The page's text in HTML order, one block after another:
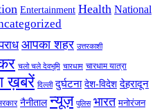
Entertainment Health National
आपका शहर उत्तरकाशी
चलो चले देवभूमि चारधाम चारधाम यात्रा
ख़बरें दिल्ली दुर्घटना देश-विदेश देहरादून
नैनीताल न्यूज़ पुलिस भारत मनोरंजन